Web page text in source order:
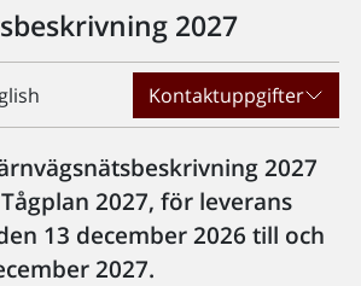
2027
Kontaktuppgifter
2027
2027, för leverans
13 december 2026 till och
2027.